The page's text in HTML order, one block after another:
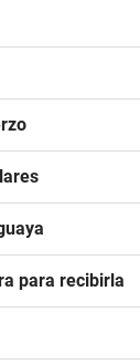
para recibirla